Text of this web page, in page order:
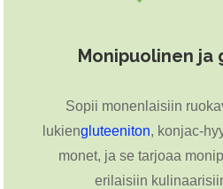
Monipuolinen ja
Sopii monenlaisiin
lukiengluteeniton, konjac-
monet, ja se tarjoaa
erilaisiin